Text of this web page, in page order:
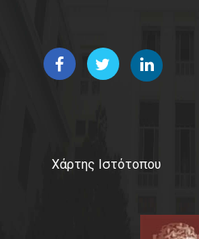
Χάρτης Ιστότοπου